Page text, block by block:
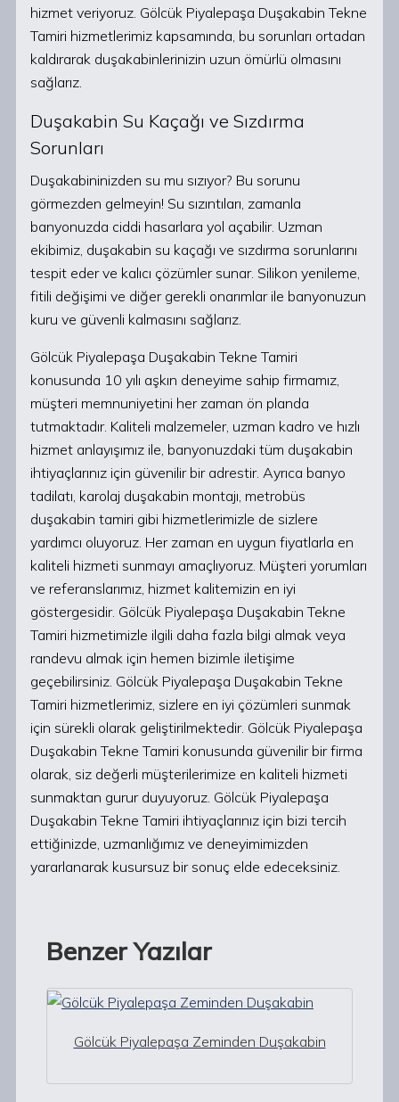
hizmet veriyoruz. Gölcük Piyalepaşa Duşakabin Tekne
Tamiri hizmetlerimiz kapsamında, bu sorunları ortadan
kaldırarak duşakabinlerinizin uzun ömürlü olmasını
sağlarız.
Duşakabin Su Kaçağı ve Sızdırma
Sorunları
Duşakabininizden su mu sızıyor? Bu sorunu
görmezden gelmeyin! Su sızıntıları, zamanla
banyonuzda ciddi hasarlara yol açabilir. Uzman
ekibimiz, duşakabin su kaçağı ve sızdırma sorunlarını
tespit eder ve kalıcı çözümler sunar. Silikon yenileme,
fitili değişimi ve diğer gerekli onarımlar ile banyonuzun
kuru ve güvenli kalmasını sağlarız.
Gölcük Piyalepaşa Duşakabin Tekne Tamiri
konusunda 10 yılı aşkın deneyime sahip firmamız,
müşteri memnuniyetini her zaman ön planda
tutmaktadır. Kaliteli malzemeler, uzman kadro ve hızlı
hizmet anlayışımız ile, banyonuzdaki tüm duşakabin
ihtiyaçlarınız için güvenilir bir adrestir. Ayrıca banyo
tadilatı, karolaj duşakabin montajı, metrobüs
duşakabin tamiri gibi hizmetlerimizle de sizlere
yardımcı oluyoruz. Her zaman en uygun fiyatlarla en
kaliteli hizmeti sunmayı amaçlıyoruz. Müşteri yorumları
ve referanslarımız, hizmet kalitemizin en iyi
göstergesidir. Gölcük Piyalepaşa Duşakabin Tekne
Tamiri hizmetimizle ilgili daha fazla bilgi almak veya
randevu almak için hemen bizimle iletişime
geçebilirsiniz. Gölcük Piyalepaşa Duşakabin Tekne
Tamiri hizmetlerimiz, sizlere en iyi çözümleri sunmak
için sürekli olarak geliştirilmektedir. Gölcük Piyalepaşa
Duşakabin Tekne Tamiri konusunda güvenilir bir firma
olarak, siz değerli müşterilerimize en kaliteli hizmeti
sunmaktan gurur duyuyoruz. Gölcük Piyalepaşa
Duşakabin Tekne Tamiri ihtiyaçlarınız için bizi tercih
ettiğinizde, uzmanlığımız ve deneyimimizden
yararlanarak kusursuz bir sonuç elde edeceksiniz.
Benzer Yazılar
Gölcük Piyalepaşa Zeminden Duşakabin